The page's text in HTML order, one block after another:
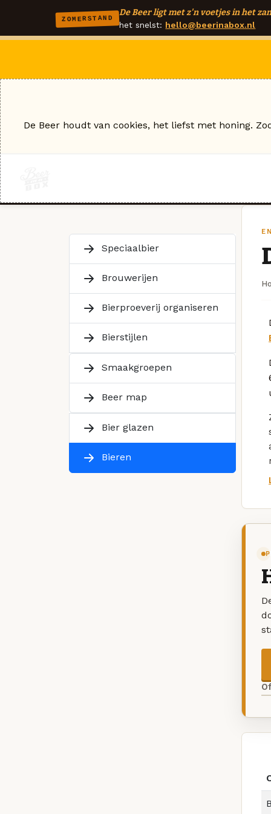
ZOMERSTAND
De Beer ligt met z'n voetjes in het
het snelst: hello@beerinabox.nl
Speciaalbier
Brouwerijen
Bierproeverij organiseren
Bierstijlen
Smaakgroepen
Beer map
Bier glazen
Bieren
De Beer houdt van cookies, het liefst met honing.